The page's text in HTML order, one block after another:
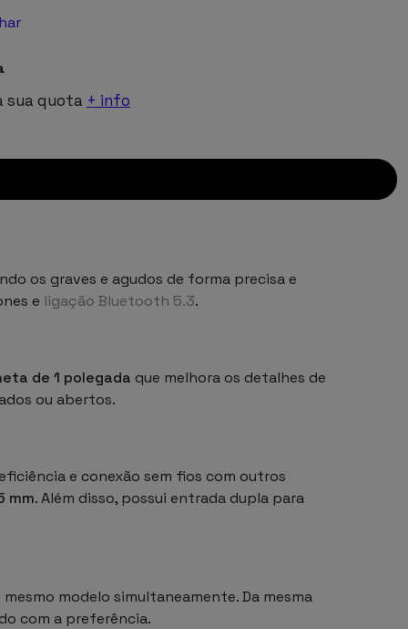
sua quota + info
os graves e agudos de forma precisa e
e ligação Bluetooth 5.3.
de 1 polegada que melhora os detalhes de
ou abertos.
e conexão sem fios com outros
mm. Além disso, possui entrada dupla para
modelo simultaneamente. Da mesma
com a preferência.